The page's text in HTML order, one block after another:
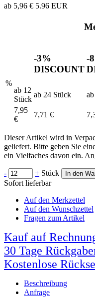
ab 5,96 € 5.96 EUR
%
-3%
DISCOUNT
-
ab 12
Stück
ab 24 Stück
7,95
€
7,71 €
Dieser Artikel wird in
geliefert. Bitte geben Sie
ein Vielfaches davon ein.
- + Stück In den
Sofort lieferbar
Auf den Merkzettel
Auf den Wunschzettel
Fragen zum Artikel
Kauf auf
30 Tage
Kostenlose
Beschreibung
Anfrage